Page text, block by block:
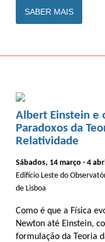
SABER MAIS
Albert Einstein e
Paradoxos da
Relatividade
Sábados, 14 março - 4
Edifício Leste do
de Lisboa
Como é que a Física
Newton até Einstein,
formulação da Teoria